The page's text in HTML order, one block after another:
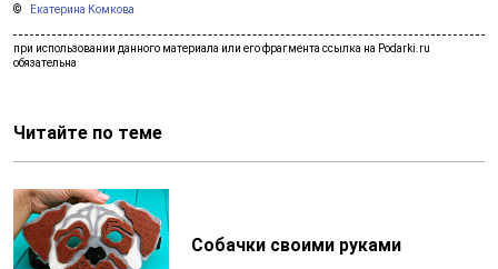
Екатерина Комкова
Читайте по теме
Собачки своими руками